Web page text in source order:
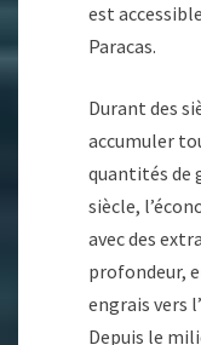
est
Paracas.
Durant des
accumuler
quantités de
siècle,
avec des
profondeur,
engrais vers
Depuis le